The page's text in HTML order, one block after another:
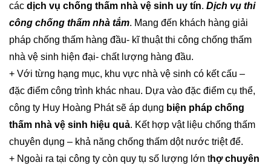
các dịch vụ chống thấm nhà vệ sinh uy tín. Dịch vụ thi
công chống thấm nhà tắm. Mang đến khách hàng giải
pháp chống thấm hàng đầu- kĩ thuật thi công chống thấm
nhà vệ sinh hiện đại- chất lượng hàng đầu.
+ Với từng hạng mục, khu vực nhà vệ sinh có kết cấu –
đặc điểm công trình khác nhau. Dựa vào đặc điểm cụ thể,
công ty Huy Hoàng Phát sẽ áp dụng biện pháp chống
thấm nhà vệ sinh hiệu quả. Kết hợp vật liệu chống thấm
chuyên dụng – khả năng chống thấm dột nước triệt để.
+ Ngoài ra tại công ty còn quy tụ số lượng lớn thợ chuyên